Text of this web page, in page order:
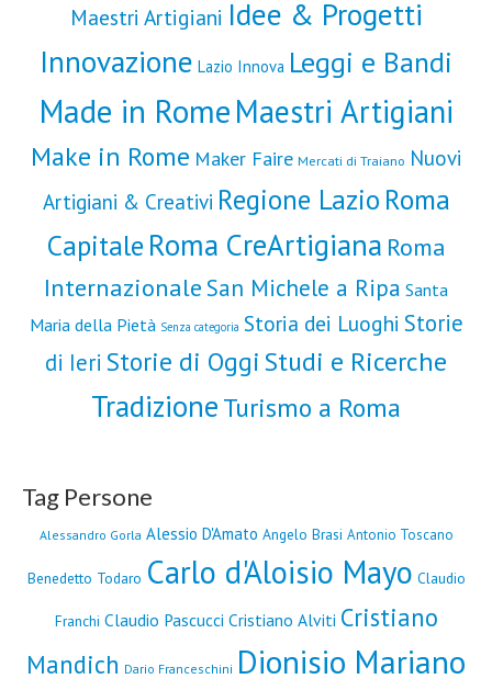
Maestri Artigiani Idee & Progetti
Innovazione Lazio Innova Leggi e Bandi
Made in RomeMaestri Artigiani
Make in Rome Maker Faire Mercati di Traiano Nuovi
Artigiani & Creativi Regione Lazio Roma
Capitale Roma CreArtigiana Roma
InternazionaleSan Michele a Ripa Santa
Maria della Pietà Senza categoria Storia dei Luoghi Storie
di Ieri Storie di Oggi Studi e Ricerche
TradizioneTurismo a Roma
Tag Persone
Alessandro Gorla Alessio D'Amato Angelo Brasi Antonio Toscano
Benedetto Todaro Carlo d'Aloisio Mayo Claudio
Franchi Claudio Pascucci Cristiano Alviti Cristiano
Mandich Dario Franceschini Dionisio Mariano